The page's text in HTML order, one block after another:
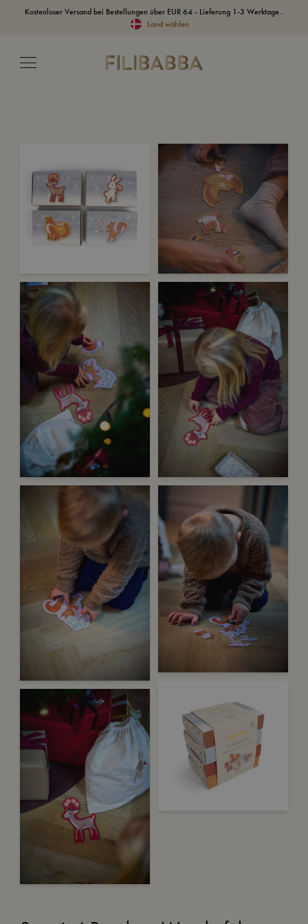
Kostenloser Versand bei Bestellungen über EUR 64 - Lieferung 1-3 Werktage..
Land wählen